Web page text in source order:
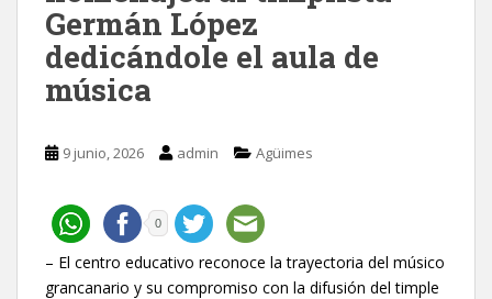
Germán López
dedicándole el aula de
música
9 junio, 2026 admin Agüimes
0
– El centro educativo reconoce la trayectoria del músico
grancanario y su compromiso con la difusión del timple